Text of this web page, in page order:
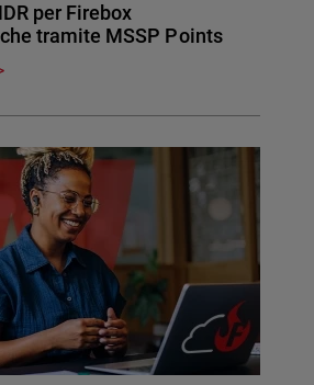
per Firebox
tramite MSSP Points